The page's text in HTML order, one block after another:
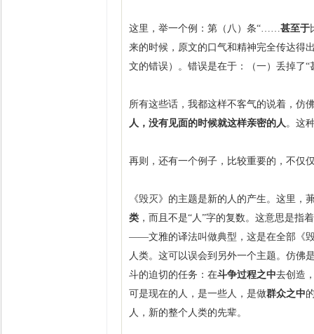
这里，举一个例：第（八）条“……甚至于
来的时候，原文的口气和精神完全传达得
文的错误）。错误是在于：（一）丢掉了“
所有这些话，我都这样不客气的说着，仿
人，没有见面的时候就这样亲密的人。这
再则，还有一个例子，比较重要的，不仅
《毁灭》的主题是新的人的产生。这里，
类 ，而且不是“人”字的复数。这意思是
——文雅的译法叫做典型，这是在全部《
人类。这可以误会到另外一个主题。仿佛
斗的迫切的任务：在斗争过程之中去创造
可是现在的人，是一些人，是做群众之中
人，新的整个人类的先辈。